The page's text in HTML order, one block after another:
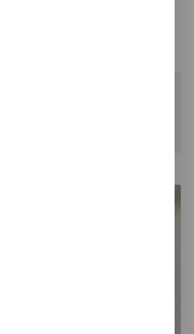
fins el 24 d'abril!
enviaments. Podeu fer les
al maig. Si sou a Barcelona,
6, local 2.